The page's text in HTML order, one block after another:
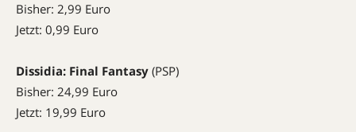
Bisher: 2,99 Euro
Jetzt: 0,99 Euro
Dissidia: Final Fantasy (PSP)
Bisher: 24,99 Euro
Jetzt: 19,99 Euro